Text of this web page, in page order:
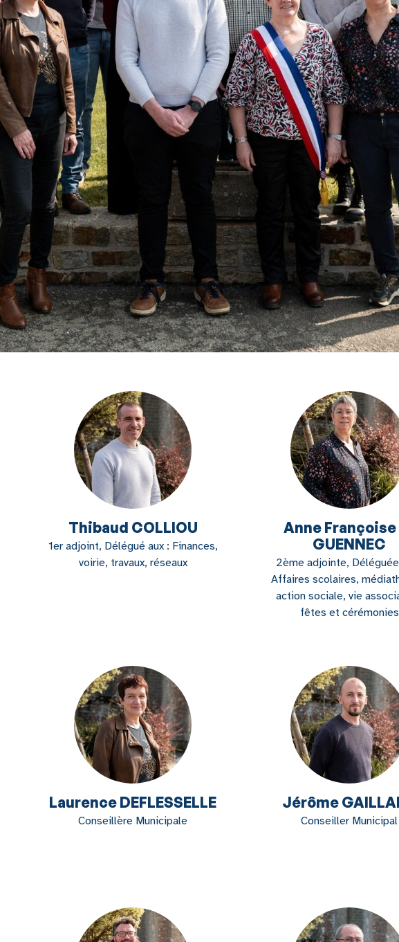
Thibaud COLLIOU
1er adjoint, Délégué aux : Finances,
voirie, travaux, réseaux
Anne Françoise
GUENNEC
2ème adjointe, Déléguée
Affaires scolaires,
action sociale, vie
fêtes et cérémonies
Laurence DEFLESSELLE
Conseillère Municipale
Jérôme
Conseiller Municipal